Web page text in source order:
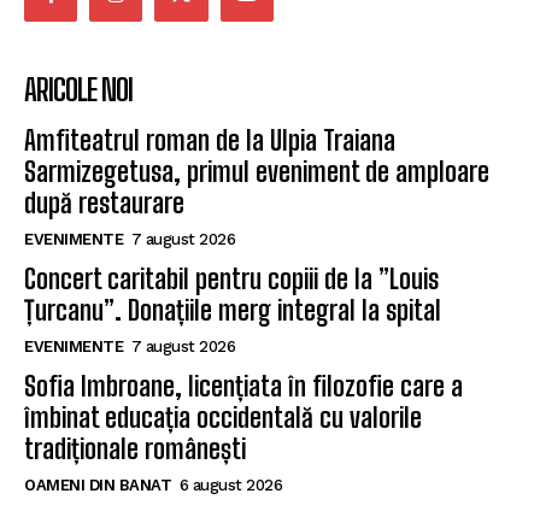
ARICOLE NOI
Amfiteatrul roman de la Ulpia Traiana
Sarmizegetusa, primul eveniment de amploare
după restaurare
EVENIMENTE 7 august 2026
Concert caritabil pentru copiii de la ”Louis
Țurcanu”. Donațiile merg integral la spital
EVENIMENTE 7 august 2026
Sofia Imbroane, licențiata în filozofie care a
îmbinat educația occidentală cu valorile
tradiționale românești
OAMENI DIN BANAT 6 august 2026